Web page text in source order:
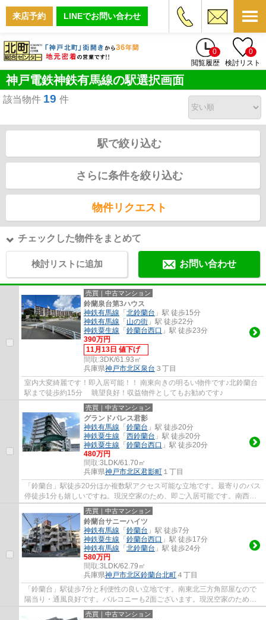
来店予約 LINEでお問い合わせ
0
閲覧履歴
0
検討リスト
神戸電鉄神鉄有馬線の駅選択画面
該当物件 19 件
駅で絞り込む
さらに条件を絞り込む
物件リクエスト
チェックした物件をまとめて
検討リストに追加 お問い合わせ
売買｜中古マンション
鈴蘭泉台第3ハウス
神鉄有馬線 「 北鈴蘭台 」駅 徒歩15分
神鉄有馬線 「 山の街 」駅 徒歩22分
神鉄粟生線 「 鈴蘭台西口 」駅 徒歩23分
390万円
11月13日 値下げ
間取:3DK/61.93㎡
兵庫県神戸市北区泉台 ３丁目
室内大変綺麗です！即入居可能！！ 南東向きの明るい物件です♪北鈴蘭台
駅まで徒歩約15分 眺望良好！収益物件としてもお勧めです♪
売買｜中古マンション
グランドパレス君影
神鉄有馬線 「 鈴蘭台 」駅 徒歩20分
神鉄粟生線 「 西鈴蘭台 」駅 徒歩20分
神鉄粟生線 「 鈴蘭台西口 」駅 徒歩20分
480万円
間取:3LDK/61.70㎡
兵庫県神戸市北区君影町 １丁目
「鈴蘭台」駅徒歩20分ほか複数駅アクセス可能な立地です。最寄りのバス
停徒歩1分も嬉しいですね。現況空家のため、即ご入居可能です。南西向
きバルコニーで陽当り・通風良好です。君影...
売買｜中古マンション
鈴蘭台サニーハイツ
神鉄有馬線 「 鈴蘭台 」駅 徒歩7分
神鉄粟生線 「 鈴蘭台西口 」駅 徒歩17分
神鉄有馬線 「 北鈴蘭台 」駅 徒歩24分
580万円
間取:3LDK/62.79㎡
兵庫県神戸市北区鈴蘭台北町 ４丁目
「鈴蘭台」駅徒歩7分と利便性の良い立地です。南東北三方角部屋なので
陽当り・通風良好です。バルコニーも2面ございます。現況空家のため、
即ご案内可能です。近隣に商業施設多数ござ...
売買｜中古マンション